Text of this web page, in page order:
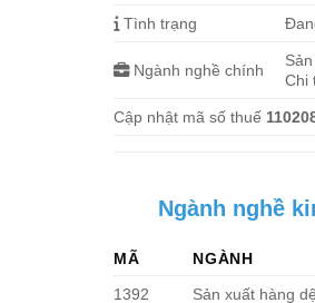
Tình trạng
Ngành nghề chính
Chi
Cập nhật mã số thuế
Ngành nghề
MÃ
NGÀNH
1392
Sản xuất hàng